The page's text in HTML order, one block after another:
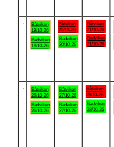
Båtviken
19/10-26
Badviken
19/10-26
Båtviken
20/10-26
Badviken
20/10-26
Båtviken
21/10-26
Badviken
21/10-26
Båtviken
26/10-26
Badviken
26/10-26
Båtviken
27/10-26
Badviken
27/10-26
Båtviken
28/10-26
Badviken
28/10-26